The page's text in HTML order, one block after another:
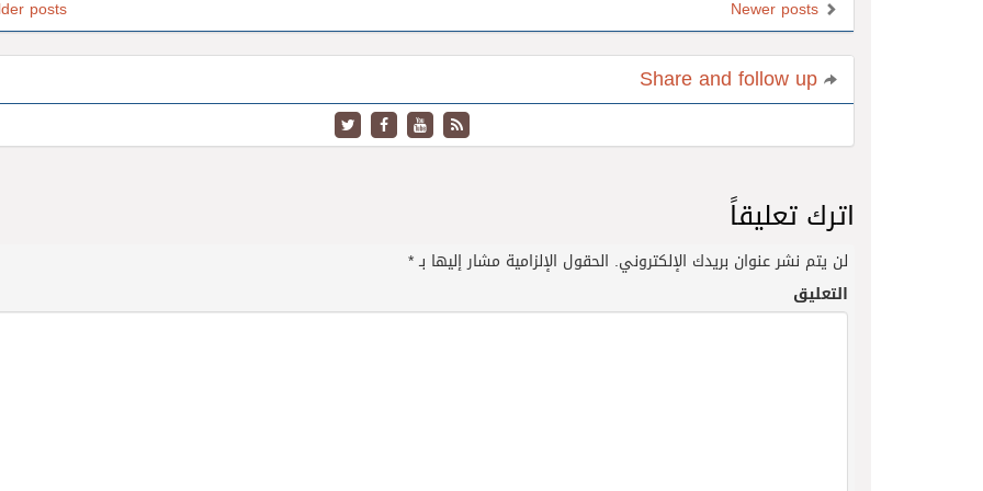
posts
اترك تعليقاً
لن يتم نشر عنوان بريدك الإلكتروني. الحقول الإلزامية مشار إليها بـ*
التعليق